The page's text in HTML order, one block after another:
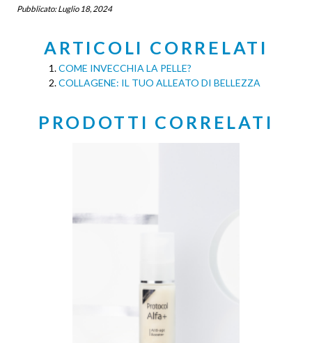
Pubblicato: Luglio 18, 2024
ARTICOLI CORRELATI
COME INVECCHIA LA PELLE?
COLLAGENE: IL TUO ALLEATO DI BELLEZZA
PRODOTTI CORRELATI